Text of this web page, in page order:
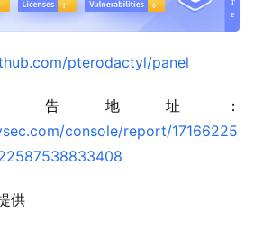
pterodactyl/panel
告地址：
console/report/17166225
供